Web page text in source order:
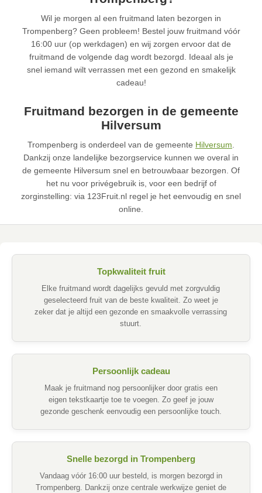
Wil je morgen al een fruitmand laten bezorgen in
Trompenberg? Geen probleem! Bestel jouw fruitmand vóór
16:00 uur (op werkdagen) en wij zorgen ervoor dat de
fruitmand de volgende dag wordt bezorgd. Ideaal als je
snel iemand wilt verrassen met een gezond en smakelijk
cadeau!
Fruitmand bezorgen in de gemeente
Hilversum
Trompenberg is onderdeel van de gemeente Hilversum.
Dankzij onze landelijke bezorgservice kunnen we overal in
de gemeente Hilversum snel en betrouwbaar bezorgen. Of
het nu voor privégebruik is, voor een bedrijf of
zorginstelling: via 123Fruit.nl regel je het eenvoudig en snel
online.
Topkwaliteit fruit
Elke fruitmand wordt dagelijks gevuld met zorgvuldig
geselecteerd fruit van de beste kwaliteit. Zo weet je
zeker dat je altijd een gezonde en smaakvolle verrassing
stuurt.
Persoonlijk cadeau
Maak je fruitmand nog persoonlijker door gratis een
eigen tekstkaartje toe te voegen. Zo geef je jouw
gezonde geschenk eenvoudig een persoonlijke touch.
Snelle bezorgd in Trompenberg
Vandaag vóór 16:00 uur besteld, is morgen bezorgd in
Trompenberg. Dankzij onze centrale werkwijze geniet de